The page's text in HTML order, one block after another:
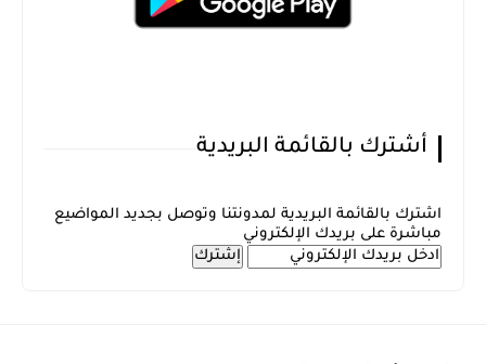
أشترك بالقائمة البريدية
اشترك بالقائمة البريدية لمدونتنا وتوصل بجديد المواضيع
مباشرة على بريدك الإلكتروني